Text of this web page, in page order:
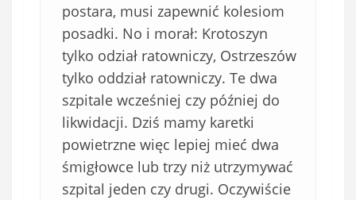
postara, musi zapewnić kolesiom
posadki. No i morał: Krotoszyn
tylko odział ratowniczy, Ostrzeszów
tylko oddział ratowniczy. Te dwa
szpitale wcześniej czy później do
likwidacji. Dziś mamy karetki
powietrzne więc lepiej mieć dwa
śmigłowce lub trzy niż utrzymywać
szpital jeden czy drugi. Oczywiście